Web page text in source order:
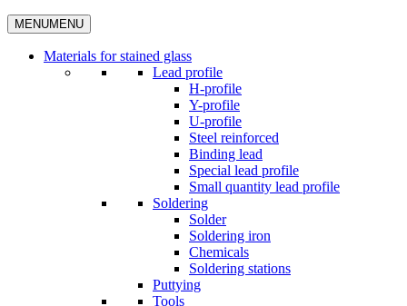
MENUMENU
Materials for stained glass
Lead profile
H-profile
Y-profile
U-profile
Steel reinforced
Binding lead
Special lead profile
Small quantity lead profile
Soldering
Solder
Soldering iron
Chemicals
Soldering stations
Puttying
Tools